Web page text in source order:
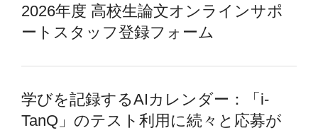
2026年度 高校生論文オンラインサポ
ートスタッフ登録フォーム
学びを記録するAIカレンダー：「i-
TanQ」のテスト利用に続々と応募が